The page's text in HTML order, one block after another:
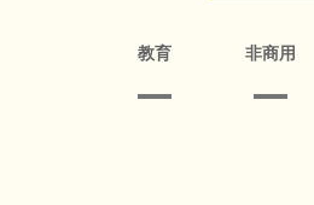
教育 非商用